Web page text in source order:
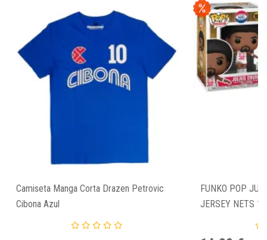
Camiseta Manga Corta Drazen Petrovic
Cibona Azul
FUNKO POP
JERSEY NETS